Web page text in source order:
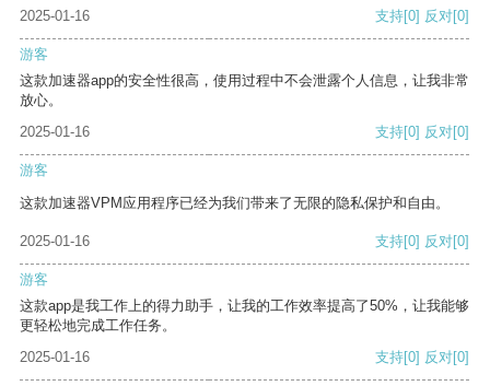
2025-01-16
支持[0] 反对[0]
游客
这款加速器app的安全性很高，使用过程中不会泄露个人信息，让我非常
放心。
2025-01-16
支持[0] 反对[0]
游客
这款加速器VPM应用程序已经为我们带来了无限的隐私保护和自由。
2025-01-16 支持[0] 反对[0]
游客
这款app是我工作上的得力助手，让我的工作效率提高了50%，让我能够
更轻松地完成工作任务。
2025-01-16
支持[0] 反对[0]